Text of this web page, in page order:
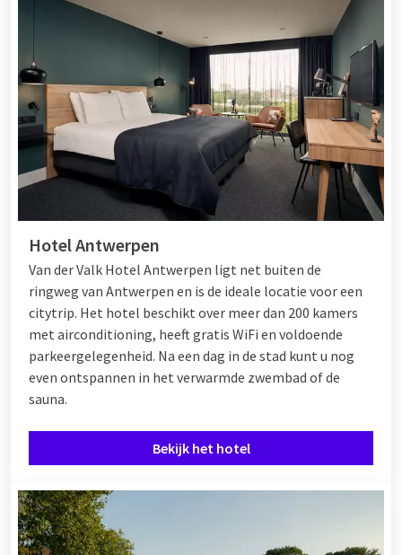
Hotel Antwerpen
Van der Valk Hotel Antwerpen ligt net buiten de
ringweg van Antwerpen en is de ideale locatie voor een
citytrip. Het hotel beschikt over meer dan 200 kamers
met airconditioning, heeft gratis WiFi en voldoende
parkeergelegenheid. Na een dag in de stad kunt u nog
even ontspannen in het verwarmde zwembad of de
sauna.
Bekijk het hotel